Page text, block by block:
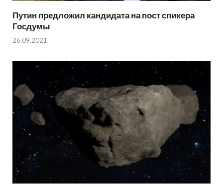
Путин предложил кандидата на пост спикера
Госдумы
26.09.2021